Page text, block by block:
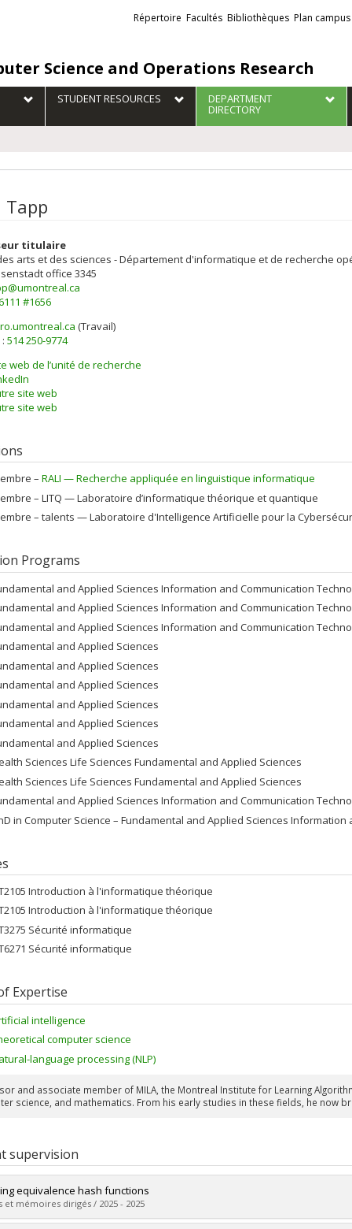
Science and Operations Research
Liens
externes
Répertoire Facultés Bibliothèques Plan campus
STUDENT RESOURCES DEPARTMENT
DIRECTORY
Tapp
titulaire
arts et des sciences - Département d'informatique et de recherche
office 3345
#1656
(Travail)
514 250-9774
web de l’unité de recherche
site web
site web
– RALI — Recherche appliquée en linguistique informatique
– LITQ — Laboratoire d’informatique théorique et quantique
– talents — Laboratoire d'Intelligence Artificielle pour la
Programs
and Applied Sciences Information and Communication
and Applied Sciences Information and Communication
and Applied Sciences Information and Communication
and Applied Sciences
and Applied Sciences
and Applied Sciences
and Applied Sciences
and Applied Sciences
and Applied Sciences
Sciences Life Sciences Fundamental and Applied Sciences
Sciences Life Sciences Fundamental and Applied Sciences
and Applied Sciences Information and Communication
in Computer Science – Fundamental and Applied Sciences
Introduction à l'informatique théorique
Introduction à l'informatique théorique
Sécurité informatique
Sécurité informatique
Expertise
intelligence
computer science
language processing (NLP)
and associate member of MILA, the Montreal Institute for Learning
science, and mathematics. From his early studies in these fields, he now
supervision
equivalence hash functions
et mémoires dirigés / 2025 - 2025